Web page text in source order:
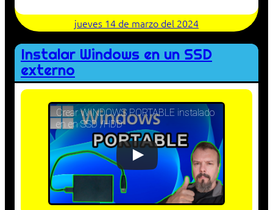
jueves 14 de marzo del 2024
Instalar Windows en un SSD
externo
Crear WINDOWS PORTABLE instalado
en en SSD /HDD